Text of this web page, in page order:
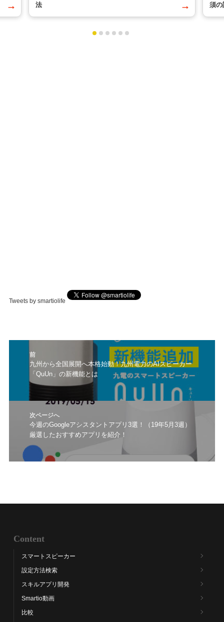
法
須の
Tweets by smartiolife
前
前
の
投
九州から全国展開へ本格始動！九州電力のAIスピーカー
「QuUn」の新機能とは
次ページへ
次
の
投
今週のGoogleアシスタントアプリ3選！（19年5月3週）
厳選したおすすめアプリを紹介！
Content
スマートスピーカー
設定方法検索
スキルアプリ開発
Smartio動画
比較